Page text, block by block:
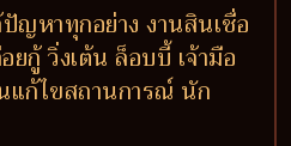
ญหาทุกอย่าง งานสินเชื่อ
ยกู้ วิ่งเต้น ล็อบบี้ เจ้ามือ
แก้ไขสถานการณ์ นัก